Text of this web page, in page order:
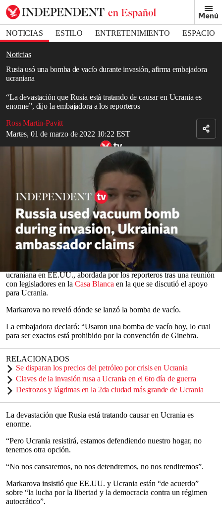
Menú
NOTICIAS ESTILO ENTRETENIMIENTO
ESPACIO
DEPORTES
Noticias
Rusia usó una bomba de vacío durante invasión, afirma embajadora
ucraniana
“La devastación que Rusia está tratando de causar en Ucrania es
enorme”, dijo la embajadora a los reporteros
Ross Martin-Pavitt
Martes, 01 de marzo de 2022 10:22 EST
Bookmark popover
Removed from bookmarks
Close popover
seconds
seconds
Russia used vacuum bomb during invasion, Ukrainian ambassador
usó una bomba de vacío el quinto día de su invasión en
Ucrania, según se afirmó.
La bomba, también conocida como arma termobárica o bomba de
aerosol, extrae oxígeno de la atmósfera para crear una explosión
más grande y más devastadora.
La acusación fue hecha por Oksana Markarova, embajadora
ucraniana en EE.UU., abordada por los reporteros tras una reunión
con legisladores en la Casa Blanca en la que se discutió el apoyo
para Ucrania.
Markarova no reveló dónde se lanzó la bomba de vacío.
La embajadora declaró: “Usaron una bomba de vacío hoy, lo cual
para ser exactos está prohibido por la convención de Ginebra.
RELACIONADOS
Se disparan los precios del petróleo por crisis en Ucrania
Claves de la invasión rusa a Ucrania en el 6to día de guerra
Destrozos y lágrimas en la 2da ciudad más grande de Ucrania
La devastación que Rusia está tratando causar en Ucrania es
enorme.
“Pero Ucrania resistirá, estamos defendiendo nuestro hogar, no
tenemos otra opción.
“No nos cansaremos, no nos detendremos, no nos rendiremos”.
Markarova insistió que EE.UU. y Ucrania están “de acuerdo”
sobre “la lucha por la libertad y la democracia contra un régimen
autocrático”.